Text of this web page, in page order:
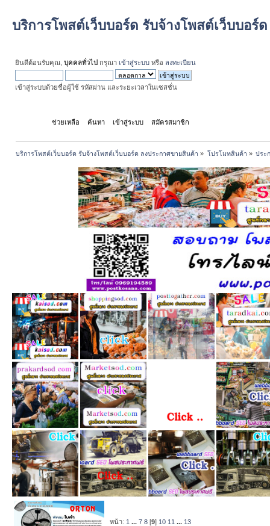
บริการโพสต์เว็บบอร์ด รับจ้างโพสต์เว็บบอร์
ยินดีต้อนรับคุณ, บุคคลทั่วไป กรุณา เข้าสู่ระบบ หรือ ลงทะเบียน
เข้าสู่ระบบด้วยชื่อผู้ใช้ รหัสผ่าน และระยะเวลาในเซสชั่น
ช่วยเหลือ ค้นหา เข้าสู่ระบบ สมัครสมาชิก
บริการโพสต์เว็บบอร์ด รับจ้างโพสต์เว็บบอร์ด ลงประกาศขายสินค้า » โปรโมทสินค้า » ประ
หน้า: 1 ...7 8 [9] 10 11 ... 13